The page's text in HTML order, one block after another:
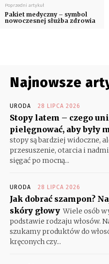
Poprzedni artykuł
Pakiet medyczny – symbol
nowoczesnej służba zdrowia
Najnowsze
URODA 28 LIPCA 2026
Stopy latem – czego
pielęgnować, aby były
stopy są bardziej widoczne,
przesuszenie, otarcia i
sięgać po mocną...
URODA 28 LIPCA 2026
Jak dobrać szampon?
skóry głowy Wiele osób
podstawie rodzaju włosów.
szukamy produktów do
kręconych czy...